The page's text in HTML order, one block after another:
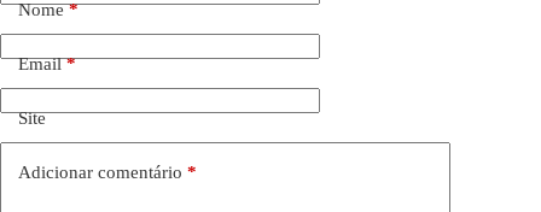
Nome*
Email*
Site
Adicionar comentário *